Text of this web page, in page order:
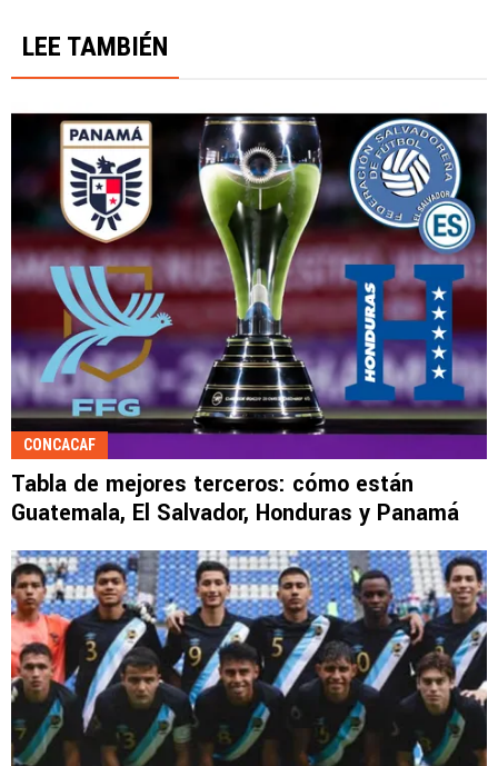
LEE TAMBIÉN
CONCACAF
Tabla de mejores terceros: cómo están
Guatemala, El Salvador, Honduras y Panamá